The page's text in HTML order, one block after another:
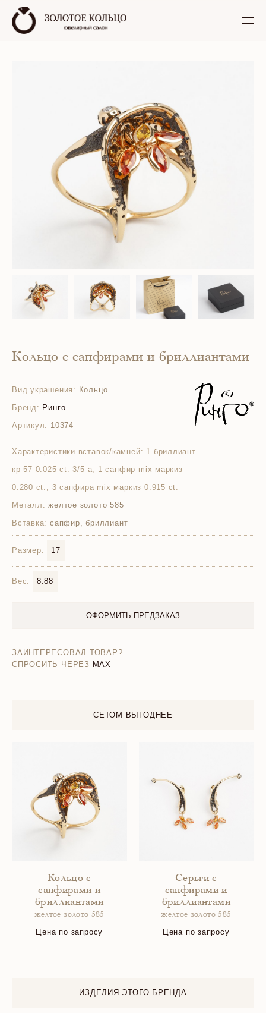
Кольцо с сапфирами и бриллиантами
Вид украшения: Кольцо
Бренд: Ринго
Артикул: 10374
Характеристики вставок/камней: 1 бриллиант
кр-57 0.025 ct. 3/5 а; 1 сапфир mix маркиз
0.280 ct.; 3 сапфира mix маркиз 0.915 ct.
Металл: желтое золото 585
Вставка: сапфир, бриллиант
Размер: 17
Вес: 8.88
ОФОРМИТЬ ПРЕДЗАКАЗ
ЗАИНТЕРЕСОВАЛ ТОВАР?
СПРОСИТЬ ЧЕРЕЗ MAX
СЕТОМ ВЫГОДНЕЕ
Кольцо с
сапфирами и
бриллиантами
желтое золото 585
Цена по запросу
Серьги с
сапфирами и
бриллиантами
желтое золото 585
Цена по запросу
ИЗДЕЛИЯ ЭТОГО БРЕНДА